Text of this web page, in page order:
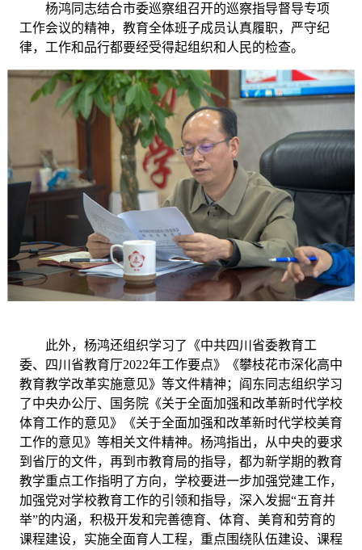
杨鸿同志结合市委巡察组召开的巡察指导督导专项
工作会议的精神，教育全体班子成员认真履职，严守纪
律，工作和品行都要经受得起组织和人民的检查。
此外，杨鸿还组织学习了《中共四川省委教育工
委、四川省教育厅2022年工作要点》《攀枝花市深化高中
教育教学改革实施意见》等文件精神；阎东同志组织学习
了中央办公厅、国务院《关于全面加强和改革新时代学校
体育工作的意见》《关于全面加强和改革新时代学校美育
工作的意见》等相关文件精神。杨鸿指出，从中央的要求
到省厅的文件，再到市教育局的指导，都为新学期的教育
教学重点工作指明了方向，学校要进一步加强党建工作，
加强党对学校教育工作的引领和指导，深入发掘“五育并
举”的内涵，积极开发和完善德育、体育、美育和劳育的
课程建设，实施全面育人工程，重点围绕队伍建设、课程